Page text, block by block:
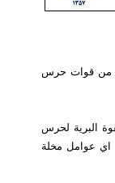
التقرير، انه في هذه الاشتباكات لاذ عدد من عناصر الزمرة الارهابية بالفرار كما اصيب 3 من قوات حرس
البرية لحرس
اي عوامل مخلة